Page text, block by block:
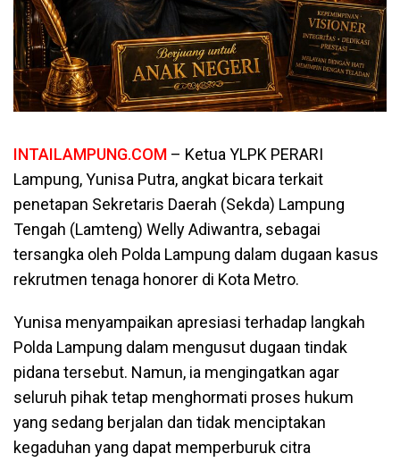
INTAILAMPUNG.COM – Ketua YLPK PERARI
Lampung, Yunisa Putra, angkat bicara terkait
penetapan Sekretaris Daerah (Sekda) Lampung
Tengah (Lamteng) Welly Adiwantra, sebagai
tersangka oleh Polda Lampung dalam dugaan kasus
rekrutmen tenaga honorer di Kota Metro.
Yunisa menyampaikan apresiasi terhadap langkah
Polda Lampung dalam mengusut dugaan tindak
pidana tersebut. Namun, ia mengingatkan agar
seluruh pihak tetap menghormati proses hukum
yang sedang berjalan dan tidak menciptakan
kegaduhan yang dapat memperburuk citra